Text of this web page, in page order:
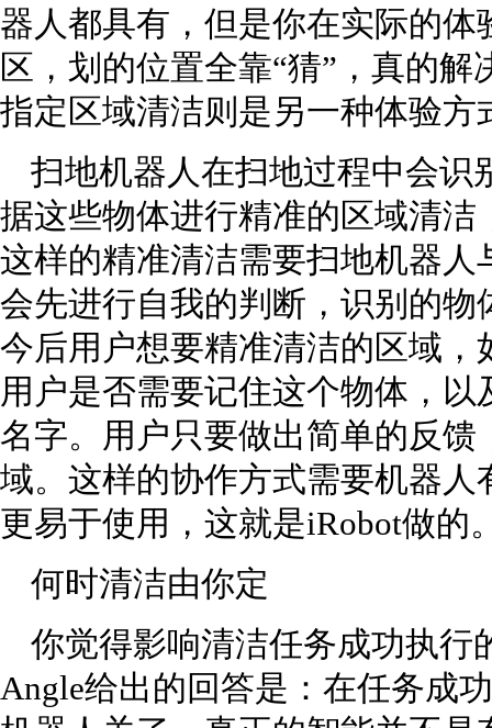
器人都具有，但是你在实际的
区，划的位置全靠“猜”，真的
指定区域清洁则是另一种体验方
扫地机器人在扫地过程中会识
据这些物体进行精准的区域清
这样的精准清洁需要扫地机器
会先进行自我的判断，识别的
今后用户想要精准清洁的区域
用户是否需要记住这个物体，
名字。用户只要做出简单的反
域。这样的协作方式需要机器
更易于使用，这就是iRobot做的
何时清洁由你定
你觉得影响清洁任务成功执行
Angle给出的回答是：在任务成